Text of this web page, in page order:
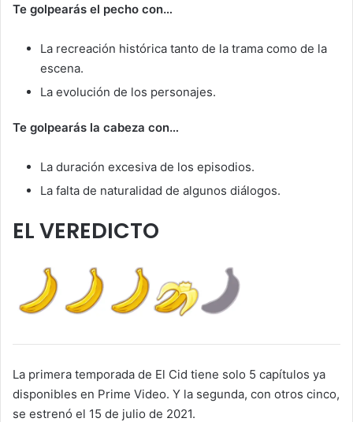
Te golpearás el pecho con…
La recreación histórica tanto de la trama como de la
escena.
La evolución de los personajes.
Te golpearás la cabeza con…
La duración excesiva de los episodios.
La falta de naturalidad de algunos diálogos.
EL VEREDICTO
La primera temporada de El Cid tiene solo 5 capítulos ya
disponibles en Prime Video. Y la segunda, con otros cinco,
se estrenó el 15 de julio de 2021.